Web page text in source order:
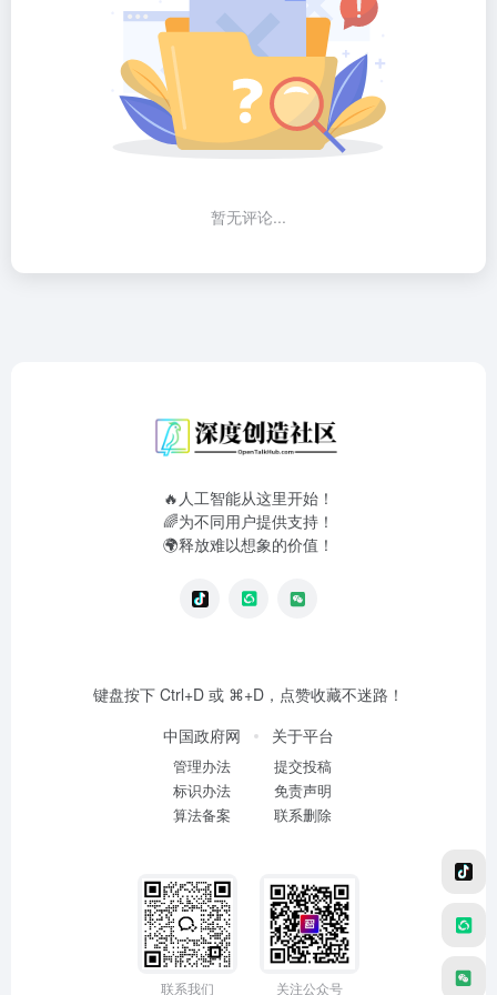
暂无评论...
🔥人工智能从这里开始！
🌈为不同用户提供支持！
🌍释放难以想象的价值！
键盘按下 Ctrl+D 或 ⌘+D，点赞收藏不迷路！
中国政府网
管理办法
标识办法
算法备案
关于平台
提交投稿
免责声明
联系删除
联系我们 关注公众号